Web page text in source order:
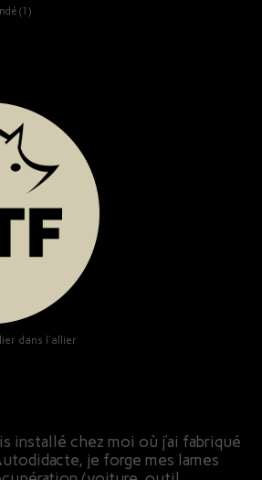
(1)
dans l'allier
installé chez moi où j’ai fabriqué
je forge mes lames